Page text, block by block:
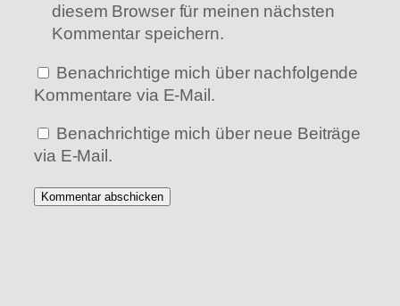
diesem Browser für meinen nächsten
Kommentar speichern.
Benachrichtige mich über nachfolgende
Kommentare via E-Mail.
Benachrichtige mich über neue Beiträge
via E-Mail.